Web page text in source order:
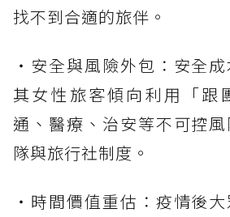
找不到合適的旅伴。
・安全與風險外包：安全
其女性旅客傾向利用「跟
通、醫療、治安等不可控
隊與旅行社制度。
・時間價值重估：疫情後